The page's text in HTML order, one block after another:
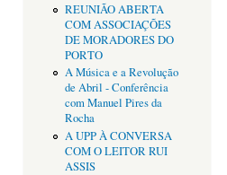
REUNIÃO ABERTA
COM ASSOCIAÇÕES
DE MORADORES DO
PORTO
A Música e a Revolução
de Abril - Conferência
com Manuel Pires da
Rocha
A UPP À CONVERSA
COM O LEITOR RUI
ASSIS